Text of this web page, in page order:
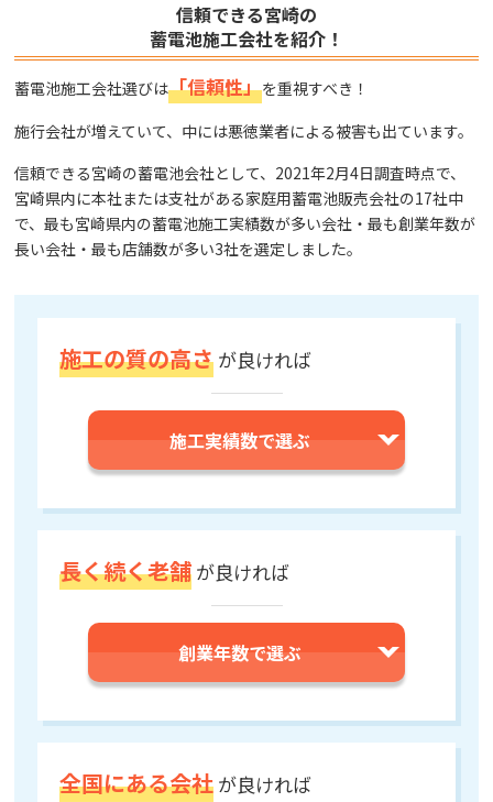
信頼できる宮崎の
蓄電池施工会社を紹介！
蓄電池施工会社選びは「信頼性」を重視すべき！
施行会社が増えていて、中には悪徳業者による被害も出ています。
信頼できる宮崎の蓄電池会社として、2021年2月4日調査時点で、
宮崎県内に本社または支社がある家庭用蓄電池販売会社の17社中
で、最も宮崎県内の蓄電池施工実績数が多い会社・最も創業年数が
長い会社・最も店舗数が多い3社を選定しました。
施工の質の高さ が良ければ
施工実績数で選ぶ
長く続く老舗 が良ければ
創業年数で選ぶ
全国にある会社 が良ければ